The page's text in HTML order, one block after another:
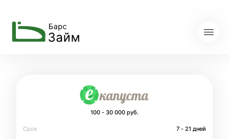
100 - 30 000 руб.
Срок
7 - 21 дней